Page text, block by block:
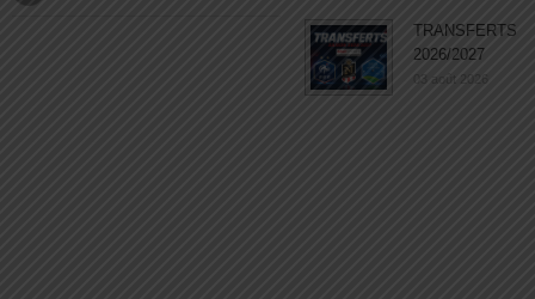
TRANSFERTS
2026/2027
03 août 2026